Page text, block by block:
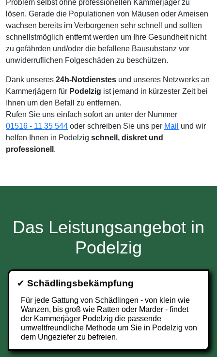
Problem selbst ohne professionellen Kammerjäger zu
lösen. Gerade die Populationen von Mäusen oder Ameisen
wachsen bereits im Verborgenen sehr schnell und sollten
schnellstmöglich entfernt werden um Ihre Gesundheit nicht
zu gefährden und/oder die befallene Bausubstanz vor
unwiderruflichen Folgeschäden zu beschützen.
Dank unseres 24h-Notdienstes und unseres Netzwerks an
Kammerjägern für Podelzig ist jemand in kürzester Zeit bei
Ihnen um den Befall zu entfernen.
Rufen Sie uns einfach sofort an unter der Nummer
01516 - 11 35 544 oder schreiben Sie uns per Mail und wir
helfen Ihnen in Podelzig schnell, diskret und
professionell .
Das Leistungsangebot in
Podelzig
✔ Schädlingsbekämpfung
Für jede Gattung von Schädlingen - von klein wie
Wanzen, bis groß wie Ratten oder Marder - findet
der Kammerjäger Podelzig die passende
umweltfreundliche Methode um Sie in Podelzig von
dem Ungeziefer zu befreien.